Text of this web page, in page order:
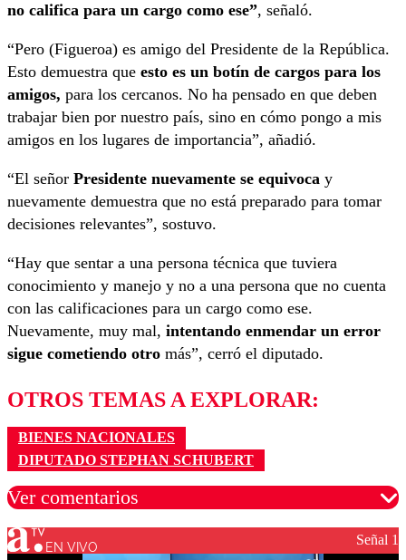
no califica para un cargo como ese”, señaló.
“Pero (Figueroa) es amigo del Presidente de la República.
Esto demuestra que esto es un botín de cargos para los
amigos, para los cercanos. No ha pensado en que deben
trabajar bien por nuestro país, sino en cómo pongo a mis
amigos en los lugares de importancia”, añadió.
“El señor Presidente nuevamente se equivoca y
nuevamente demuestra que no está preparado para tomar
decisiones relevantes”, sostuvo.
“Hay que sentar a una persona técnica que tuviera
conocimiento y manejo y no a una persona que no cuenta
con las calificaciones para un cargo como ese.
Nuevamente, muy mal, intentando enmendar un error
sigue cometiendo otro más”, cerró el diputado.
OTROS TEMAS A EXPLORAR:
BIENES NACIONALES
DIPUTADO STEPHAN SCHUBERT
Ver comentarios
EN VIVO Señal 1